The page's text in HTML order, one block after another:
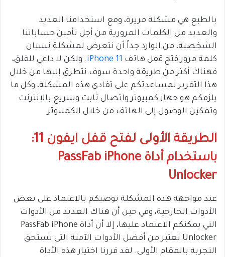
بالطبع هي مشكلة مريرة، ومع استخدامنا العديد
والعديد من الكلمات المرورية من أجل تأمين حساباتنا
الشخصية، من الوارد جداً أن نتعرض لمشكلة نسيان
كلمة مرور فتح قفل هاتف iPhone 11. ولكن لا داعي للقلق،
فهناك أكثر من طريقة واحدة سوف نتطرق إليها من خلال
هذا التقرير لمساعدتكم على تفادي هذه المشكلة، وكل ما
يلزمكم هو جهاز كمبيوتر واتصال ثابت وسريع بالإنترنت
وتمكين الوصول إلى الهاتف من خلال الكمبيوتر.
الطريقة الأولى لفتح قفل ايفون 11:
باستخدام أداة PassFab iPhone
Unlocker
عند مواجهة هذه المشكلة نوصيكم بالاعتماد على بعض
الأدوات الخارجية، وفي حين أن هناك العديد من الأدوات
التي يمكنكم الاعتماد عليها، إلا أن أداة PassFab iPhone
Unlocker تعتبر من أفضل الأدوات الآمنة التي تستحق
التجربة بالمقام الأولى. لقد قررنا اختيار هذه الأداة